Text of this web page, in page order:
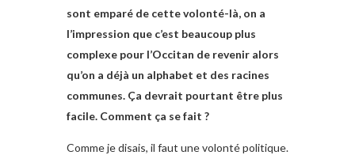
sont emparé de cette volonté-là, on a
l’impression que c’est beaucoup plus
complexe pour l’Occitan de revenir alors
qu’on a déjà un alphabet et des racines
communes. Ça devrait pourtant être plus
facile. Comment ça se fait ?
Comme je disais, il faut une volonté politique.